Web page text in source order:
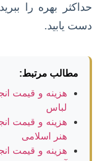
حداکثر بهره را
دست یابید.
مطالب مرتبط:
هزینه و قیمت
لباس
هزینه و قیمت
هنر اسلامی
هزینه و قیمت